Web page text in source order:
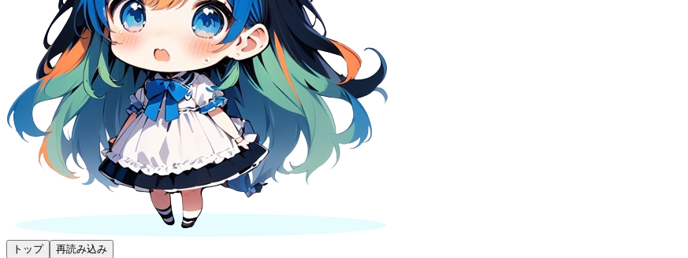
トップ 再読み込み